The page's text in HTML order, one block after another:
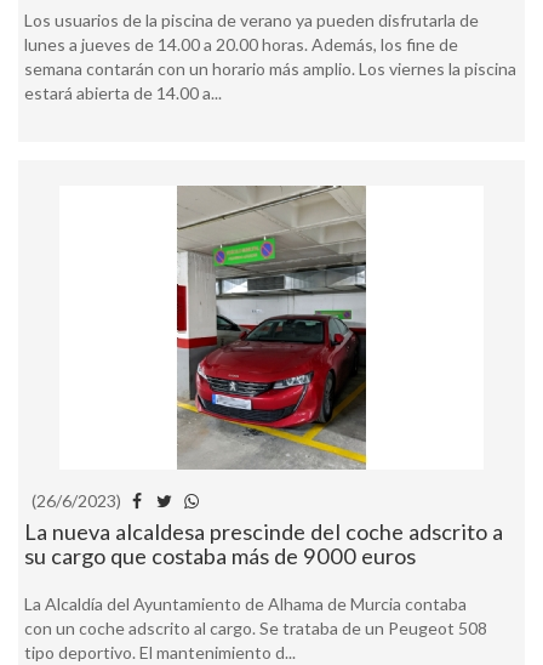
Los usuarios de la piscina de verano ya pueden disfrutarla de
lunes a jueves de 14.00 a 20.00 horas. Además, los fine de
semana contarán con un horario más amplio. Los viernes la piscina
estará abierta de 14.00 a...
(26/6/2023)
La nueva alcaldesa prescinde del coche adscrito a
su cargo que costaba más de 9000 euros
La Alcaldía del Ayuntamiento de Alhama de Murcia contaba
con un coche adscrito al cargo. Se trataba de un Peugeot 508
tipo deportivo. El mantenimiento d...